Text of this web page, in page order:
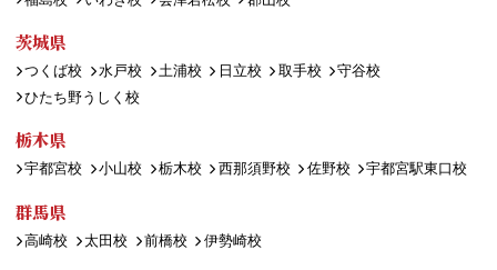
茨城県
つくば校 水戸校 土浦校 日立校 取手校
守谷校
ひたち野うしく校
栃木県
宇都宮校 小山校 栃木校 西那須野校 佐野校 宇都宮駅東口校
群馬県
高崎校 太田校 前橋校 伊勢崎校